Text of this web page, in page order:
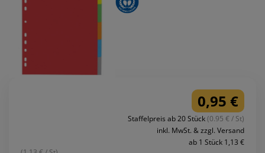
0,95 €
Staffelpreis ab 20 Stück(0.95 € / St)
inkl. MwSt. & zzgl. Versand
ab 1 Stück 1,13 €